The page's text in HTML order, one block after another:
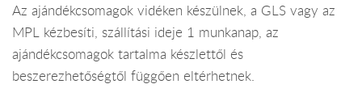
Az ajándékcsomagok vidéken készülnek, a GLS vagy az
MPL kézbesíti, szállítási ideje 1 munkanap, az
ajándékcsomagok tartalma készlettől és
beszerezhetőségtől függően eltérhetnek.